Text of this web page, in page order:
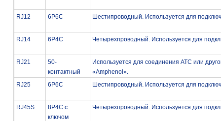
RJ12 6P6C Шестипроводный. Используется для
RJ14 6P4C Четырехпроводный. Используется для
RJ21
50-
контактный
Используется для соединения АТС или
«Amphenol».
RJ25
6P6C Шестипроводный. Используется для
RJ45S
8P4C с
ключом
Четырехпроводный. Используется для